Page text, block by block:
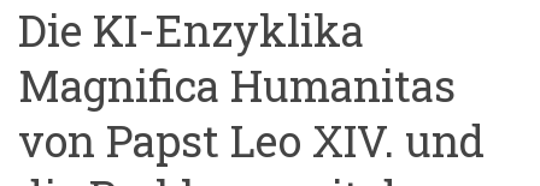
Die KI-Enzyklika
Magnifica Humanitas
von Papst Leo XIV. und